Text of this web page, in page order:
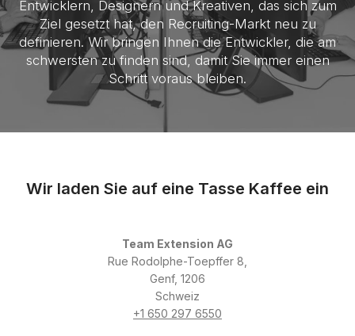
Entwicklern, Designern und Kreativen, das sich zum
Ziel gesetzt hat, den Recruiting-Markt neu zu
definieren. Wir bringen Ihnen die Entwickler, die am
schwersten zu finden sind, damit Sie immer einen
Schritt voraus bleiben.
Wir laden Sie auf eine Tasse Kaffee ein
Team Extension AG
Rue Rodolphe-Toepffer 8,
Genf, 1206
Schweiz
+1 650 297 6550